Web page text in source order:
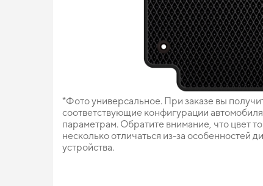
*Фото универсальное. При заказе вы
соответствующие конфигурации
параметрам. Обратите внимание, что цвет
несколько отличаться из-за особенностей
устройства.